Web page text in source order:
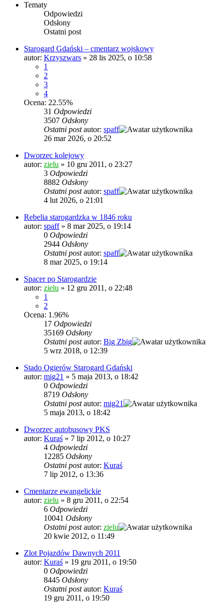
Tematy
Odpowiedzi
Odsłony
Ostatni post
Starogard Gdański – cmentarz wojskowy
autor: Krzyszwars » 28 lis 2025, o 10:58
1
2
3
4
Ocena: 22.55%
31 Odpowiedzi
3507 Odsłony
Ostatni postautor: spaff
26 mar 2026, o 20:52
Dworzec kolejowy
autor: zielu » 10 gru 2011, o 23:27
3 Odpowiedzi
8882 Odsłony
Ostatni postautor: spaff
4 lut 2026, o 21:01
Rebelia starogardzka w 1846 roku
autor: spaff» 8 mar 2025, o 19:14
0 Odpowiedzi
2944 Odsłony
Ostatni postautor: spaff
8 mar 2025, o 19:14
Spacer po Starogardzie
autor: zielu » 12 gru 2011, o 22:48
1
2
Ocena: 1.96%
17 Odpowiedzi
35169 Odsłony
Ostatni postautor: Big Zbig
5 wrz 2018, o 12:39
Stado Ogierów Starogard Gdański
autor: mig21 » 5 maja 2013, o 18:42
0 Odpowiedzi
8719 Odsłony
Ostatni postautor: mig21
5 maja 2013, o 18:42
Dworzec autobusowy PKS
autor: Kuraś » 7 lip 2012, o 10:27
4 Odpowiedzi
12285 Odsłony
Ostatni postautor: Kuraś
7 lip 2012, o 13:36
Cmentarze ewangelickie
autor: zielu » 8 gru 2011, o 22:54
6 Odpowiedzi
10041 Odsłony
Ostatni postautor: zielu
20 kwie 2012, o 11:49
Zlot Pojazdów Dawnych 2011
autor: Kuraś » 19 gru 2011, o 19:50
0 Odpowiedzi
8445 Odsłony
Ostatni postautor: Kuraś
19 gru 2011, o 19:50